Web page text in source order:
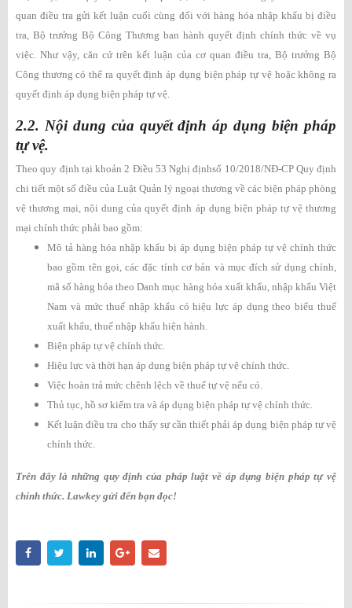
quan điều tra gửi kết luận cuối cùng đối với hàng hóa nhập khẩu bị điều
tra, Bộ trưởng Bộ Công Thương ban hành quyết định chính thức về vụ
việc. Như vậy, căn cứ trên kết luận của cơ quan điều tra, Bộ trưởng Bộ
Công thương có thể ra quyết định áp dụng biện pháp tự vệ hoặc không ra
quyết định áp dụng biện pháp tự vệ.
2.2. Nội dung của quyết định áp dụng biện pháp
tự vệ.
Theo quy định tại khoản 2 Điều 53 Nghị địnhsố 10/2018/NĐ-CP Quy định
chi tiết một số điều của Luật Quản lý ngoại thương về các biện pháp phòng
vệ thương mại, nội dung của quyết định áp dụng biện pháp tự vệ thương
mại chính thức phải bao gồm:
Mô tả hàng hóa nhập khẩu bị áp dụng biện pháp tự vệ chính thức
bao gồm tên gọi, các đặc tính cơ bản và mục đích sử dụng chính,
mã số hàng hóa theo Danh mục hàng hóa xuất khẩu, nhập khẩu Việt
Nam và mức thuế nhập khẩu có hiệu lực áp dụng theo biểu thuế
xuất khẩu, thuế nhập khẩu hiện hành.
Biện pháp tự vệ chính thức.
Hiệu lực và thời hạn áp dụng biện pháp tự vệ chính thức.
Việc hoàn trả mức chênh lệch về thuế tự vệ nếu có.
Thủ tục, hồ sơ kiểm tra và áp dụng biện pháp tự vệ chính thức.
Kết luận điều tra cho thấy sự cần thiết phải áp dụng biện pháp tự vệ
chính thức.
Trên đây là những quy định của pháp luật về áp dụng biện pháp tự vệ
chính thức. Lawkey gửi đến bạn đọc!